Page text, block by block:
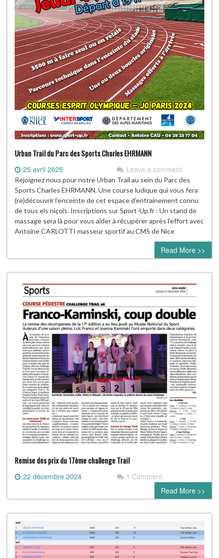
Urban Trail du Parc des Sports Charles EHRMANN
25 avril 2025 Leave a comment
Rejoignez nous pour notre Urban Trail au sein du Parc des
Sports Charles EHRMANN. Une course ludique qui vous fera
(re)découvrir l’enceinte de cet espace d’entrainement connu
de tous els niçois. Inscriptions sur Sport-Up.fr : Un stand de
massage sera là pour vous aider à récupérer après l’effort avec
Antoine CARLOTTI masseur sportif au CMS de Nice
Read More >>
Remise des prix du 17ème challenge Trail
22 décembre 2024
1 Comment
Read More >>